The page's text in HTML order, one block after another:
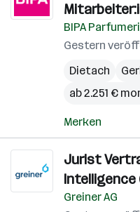
BIPA
Gestern
Dietach
ab 2.251 €
Merken
Jurist
Intelligence
Greiner AG